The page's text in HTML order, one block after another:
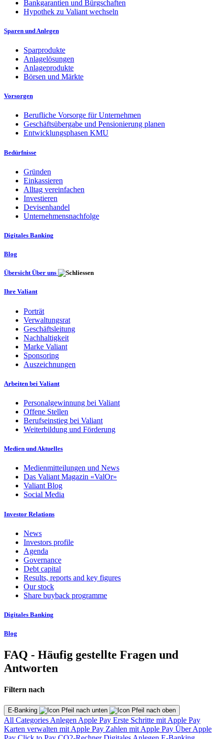
Bankgarantien und Bürgschaften
Hypothek zu Valiant wechseln
Sparen und Anlegen
Sparprodukte
Anlagelösungen
Anlageprodukte
Börsen und Märkte
Vorsorgen
Berufliche Vorsorge für Unternehmen
Geschäftsübergabe und Pensionierung planen
Entwicklungsphasen KMU
Bedürfnisse
Gründen
Einkassieren
Alltag vereinfachen
Investieren
Devisenhandel
Unternehmensnachfolge
Digitales Banking
Blog
Übersicht Über uns
Ihre Valiant
Porträt
Verwaltungsrat
Geschäftsleitung
Nachhaltigkeit
Marke Valiant
Sponsoring
Auszeichnungen
Arbeiten bei Valiant
Personalgewinnung bei Valiant
Offene Stellen
Berufseinstieg bei Valiant
Weiterbildung und Förderung
Medien und Aktuelles
Medienmitteilungen und News
Das Valiant Magazin «ValOr»
Valiant Blog
Social Media
Investor Relations
News
Investors profile
Agenda
Governance
Debt capital
Results, reports and key figures
Our stock
Share buyback programme
Digitales Banking
Blog
FAQ - Häufig gestellte Fragen und
Antworten
Filtern nach
E-Banking
All Categories Anlegen Apple Pay Erste Schritte mit Apple Pay
Karten verwalten mit Apple Pay Zahlen mit Apple Pay Über Apple